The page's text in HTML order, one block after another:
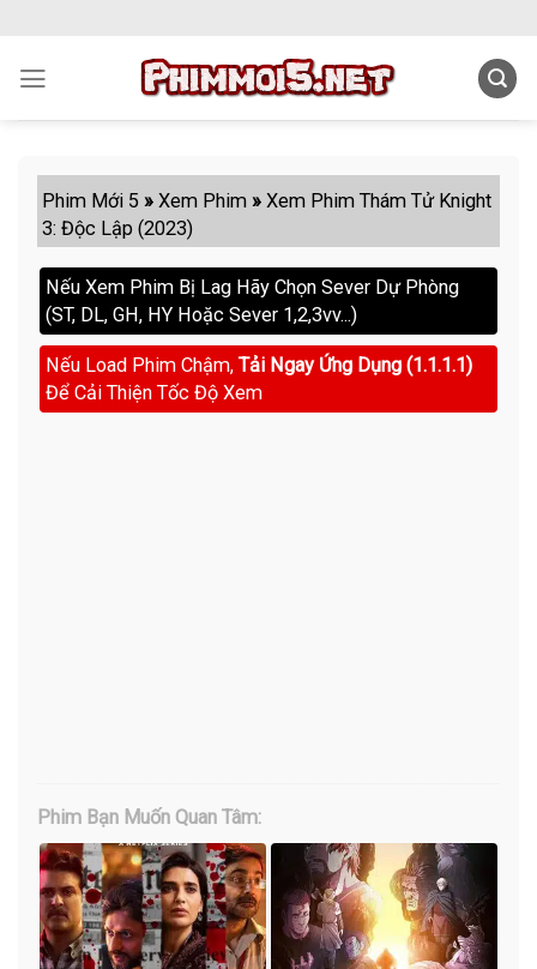
content
Phim Mới 5 »Xem Phim »Xem Phim Thám Tử Knight
3: Độc Lập (2023)
Nếu Xem Phim Bị Lag Hãy Chọn Sever Dự Phòng
(ST, DL, GH, HY Hoặc Sever 1,2,3vv...)
Nếu Load Phim Chậm, Tải Ngay Ứng Dụng (1.1.1.1)
Để Cải Thiện Tốc Độ Xem
Phim Bạn Muốn Quan Tâm: